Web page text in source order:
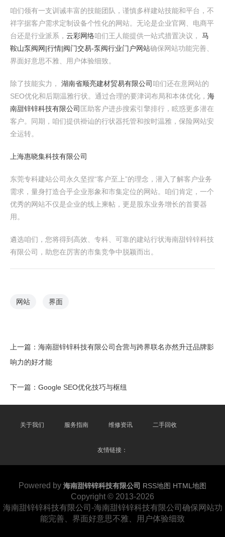
咱们领有一支训诫丰富的技能团队，谨慎多样建站技能和平台，不
祥字据客户需求定制设备个性化的网站。无论是企业官网、电商平
台还是行业派系， 云彩网络咱们王人能提供一站式措置决议， 马
鞍山泵阀网|行情|阀门交易-泵阀行业门户网站确保网站功能完善、
界面好意思不雅、用户体验细致。
除了技能实力， 湖南省顺亮建材贸易有限公司 咱们还在意网站的
SEO优化和后期温雅行状。通过合理的要津词布局和本体优化， 海
南甜锌锌科技有限公司 匡助客户进步搜索引擎排行，眩惑更多潜在
客户。同期，咱们提供褂讪的行状器托管和按时温雅，保险网站安
全运转。
上海惠晓集科技有限公司
东莞专科建站公司永久坚捏“客户至上”的理念，潜入了解客户业务
需求，量身打造合乎企业形象和市集定位的网站。咱们肯定，一个
优秀的网站不仅是企业的线上柬帖，更是股东业务增长的首要器
用。
遴选咱们，您将得到高效、专科、可靠的建站行状海南甜锌锌科技
有限公司，助您在厉害的市集竞争中脱颖而出。
网站 界面
上一篇： 海南甜锌锌科技有限公司合营与跨界联名亦然升迁品牌影
响力的好才能
下一篇： Google SEO优化技巧与枢纽
关于我们 服务指南 维修资讯 二手回收
友情链接：
Powered by 海南甜锌锌科技有限公司 RSS地图 HTML地图
Copyright © 2013-2026
海南甜锌锌科技有限公司-海南甜锌锌科技有限公司确保网站功
能完善、界面好意思不雅、用户体验细致